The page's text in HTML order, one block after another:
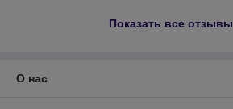
Показать все отзывы
О нас